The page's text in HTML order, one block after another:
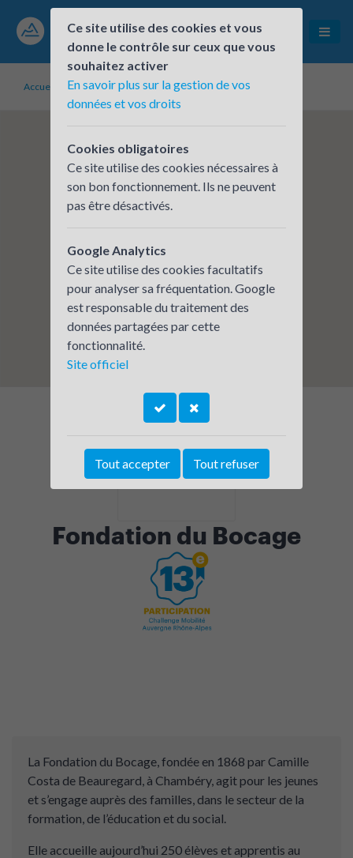
Accueil Établissements inscrits Fondation du Bocage
Fondation du Bocage
La Fondation du Bocage, fondée en 1868 par Camille
Costa de Beauregard, à Chambéry, agit pour les jeunes
et s’engage auprès des familles, dans le secteur de la
formation, de l’éducation et du social.
Elle accueille aujourd’hui 250 élèves et apprentis au
Ce site utilise des cookies et vous
donne le contrôle sur ceux que vous
souhaitez activer
En savoir plus sur la gestion de vos
données et vos droits
Cookies obligatoires
Ce site utilise des cookies nécessaires à
son bon fonctionnement. Ils ne peuvent
pas être désactivés.
Google Analytics
Ce site utilise des cookies facultatifs
pour analyser sa fréquentation. Google
est responsable du traitement des
données partagées par cette
fonctionnalité.
Site officiel
Tout accepter Tout refuser